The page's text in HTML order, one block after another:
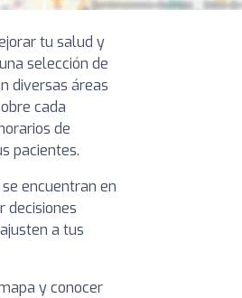
tu salud y
selección de
diversas áreas
cada
de
pacientes.
encuentran en
decisiones
a tus
y conocer